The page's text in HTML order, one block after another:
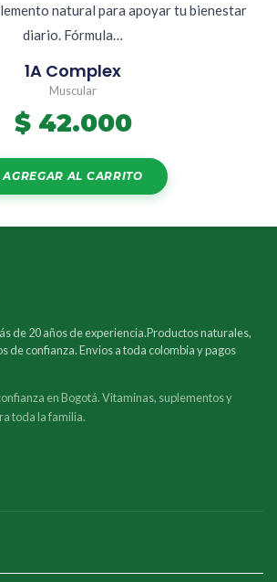
natural para apoyar tu bienestar
diario. Fórmula…
1A Complex
Muscular
$42.000
AGREGAR AL CARRITO
de 20 años de experiencia.Productos naturales,
de confianza. Envios a toda colombia y pagos
en Bogotá. Vitaminas, suplementos y
toda la familia.